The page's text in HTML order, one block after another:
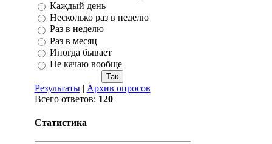
Каждый день
Несколько раз в неделю
Раз в неделю
Раз в месяц
Иногда бывает
Не качаю вообще
Результаты| Архив опросов
Всего ответов: 120
Статистика